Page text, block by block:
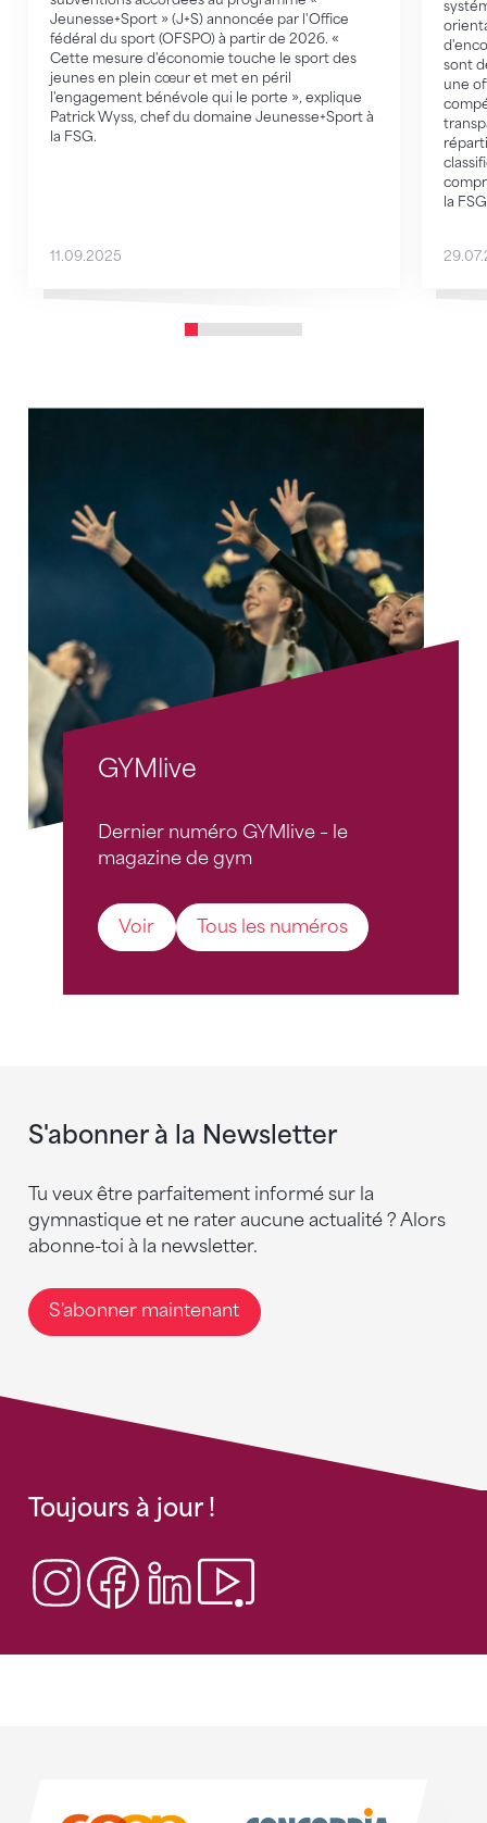
Jeunesse+Sport » (J+S) annoncée par l'Office
fédéral du sport (OFSPO) à partir de 2026. «
Cette mesure d'économie touche le sport des
jeunes en plein cœur et met en péril
l'engagement bénévole qui le porte », explique
Patrick Wyss, chef du domaine Jeunesse+Sport à
la FSG.
11.09.2025
sont
une
la
GYMlive
Dernier numéro GYMlive – le
magazine de gym
Voir Tous les numéros
S'abonner à la Newsletter
Tu veux être parfaitement informé sur la
gymnastique et ne rater aucune actualité ? Alors
abonne-toi à la newsletter.
S'abonner maintenant
Toujours à jour !